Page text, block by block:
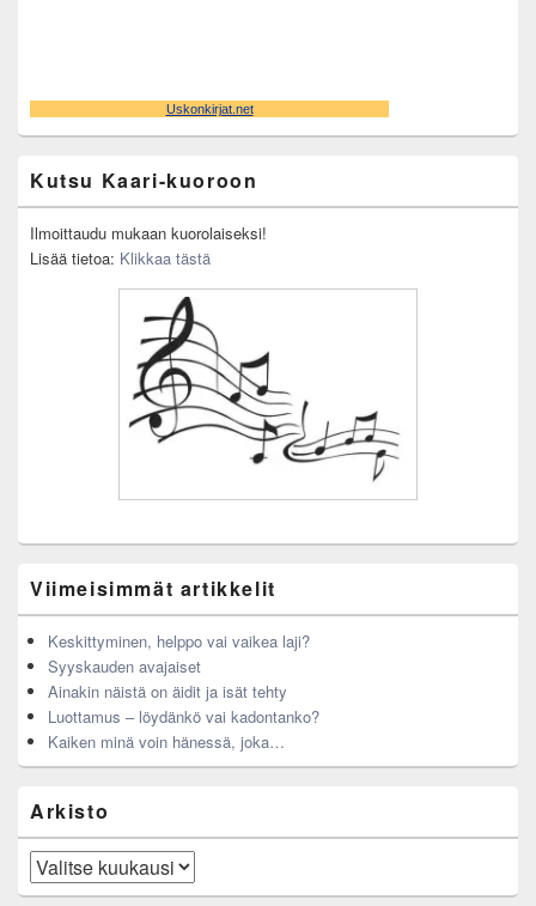
Kutsu Kaari-kuoroon
Ilmoittaudu mukaan kuorolaiseksi!
Lisää tietoa: Klikkaa tästä
Viimeisimmät artikkelit
Keskittyminen, helppo vai vaikea laji?
Syyskauden avajaiset
Ainakin näistä on äidit ja isät tehty
Luottamus – löydänkö vai kadontanko?
Kaiken minä voin hänessä, joka…
Arkisto
Arkisto